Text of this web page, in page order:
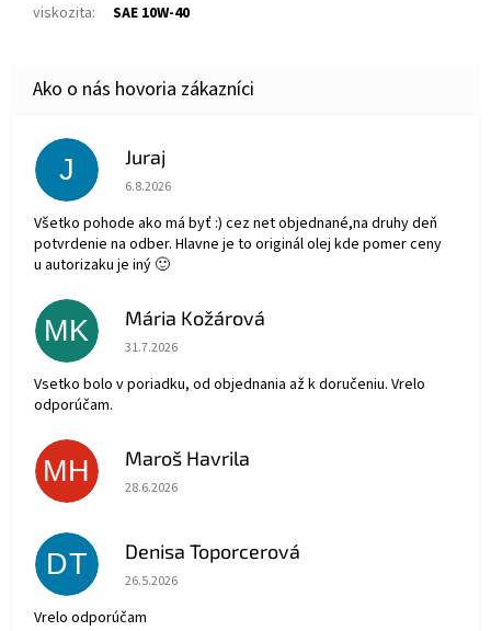
viskozita: SAE 10W-40
J Juraj
Hodnotenie obchodu je 5 z 5 hviezdičiek.
6.8.2026
Všetko pohode ako má byť :) cez net objednané,na druhy deň
potvrdenie na odber. Hlavne je to originál olej kde pomer ceny
u autorizaku je iný 🙂
MK Mária Kožárová
Hodnotenie obchodu je 5 z 5 hviezdičiek.
31.7.2026
Vsetko bolo v poriadku, od objednania až k doručeniu. Vrelo
odporúčam.
MH Maroš Havrila
Hodnotenie obchodu je 5 z 5 hviezdičiek.
28.6.2026
DT Denisa Toporcerová
Hodnotenie obchodu je 5 z 5 hviezdičiek.
26.5.2026
Vrelo odporúčam